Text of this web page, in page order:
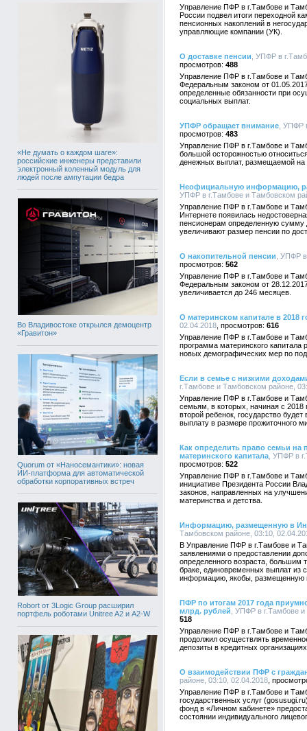
«Не думать о каждом шаге»:
российские инженеры представили
электронный коленный модуль для
людей после ампутации бедра
Во Владивостоке открылся демоцентр
«Гравитон»
Quorum от «Наносемантики»: новая
ИИ-платформа для автоматической
обработки корпоративных встреч
Robort от 3Logic Group расширил
портфель роботами Unitree A2 и A2-W
Управление ПФР в г.Тамбове и
России подвел итоги переходной
пенсионных накоплений в
управляющие компании (УК).
О доставке пенсии , УПФР в
488
Управление ПФР в г.Тамбове и
Федеральным законом от
определенные обязанности при
социальных выплат.
УПФР обращает внимание , УПФР
483
Управление ПФР в г.Тамбове и
большой осторожностью
денежных выплат, размещаемой
Неофициальную информацию,
УПФР в г.Тамбове и Тамбовском
Управление ПФР в г.Тамбове и
Интернете появилась
пенсионерам определенную сумму
увеличивают размер пенсии по
О накопительной пенсии , УПФР
562
Управление ПФР в г.Тамбове и
Федеральным законом от
увеличивается до 246 месяцев.
О материнском капитале в 2018
02.04.2018
616
Управление ПФР в г.Тамбове и
программа материнского
новых демографических мер по
Если в семье с низкими
г.Тамбове и Тамбовском районе,
Управление ПФР в г.Тамбове и
семьям, в которых, начиная с 2018
второй ребенок, государство
выплату в размере прожиточного
Как определить право семьи на
материнского капитала , УПФР в
522
Управление ПФР в г.Тамбове и
инициативе Президента России
законов, направленных на
материнства и детства.
Информацию, размещенную в
Тамбовском районе, 03:10,
В Управление ПФР в г.Тамбове и
заявлениями о предоставлении
определенного возраста,
браке, единовременных выплат из
информацию, якобы, размещенную
ПФР по итогам 2017 года
млрд. рублей , УПФР в г.Тамбове
518
Управление ПФР в г.Тамбове и
продолжил осуществлять
депозиты в кредитных
О взаимодействии ПФР с
районе, 03:10, 02.04.2018
Управление ПФР в г.Тамбове и
государственных услуг
фонд в «Личном кабинете»
состоянии индивидуального